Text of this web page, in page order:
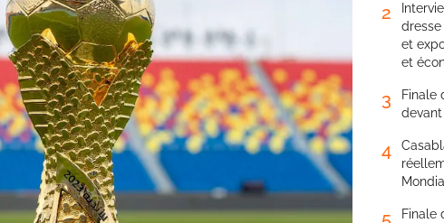
2
et
et
3
Finale
4
5
Finale